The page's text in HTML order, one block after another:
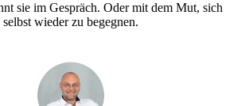
sie im Gespräch. Oder mit dem Mut, sich
selbst wieder zu begegnen.